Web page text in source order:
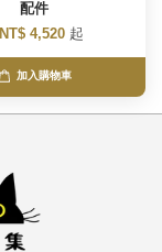
配件
NT$ 4,520 起
加入購物車